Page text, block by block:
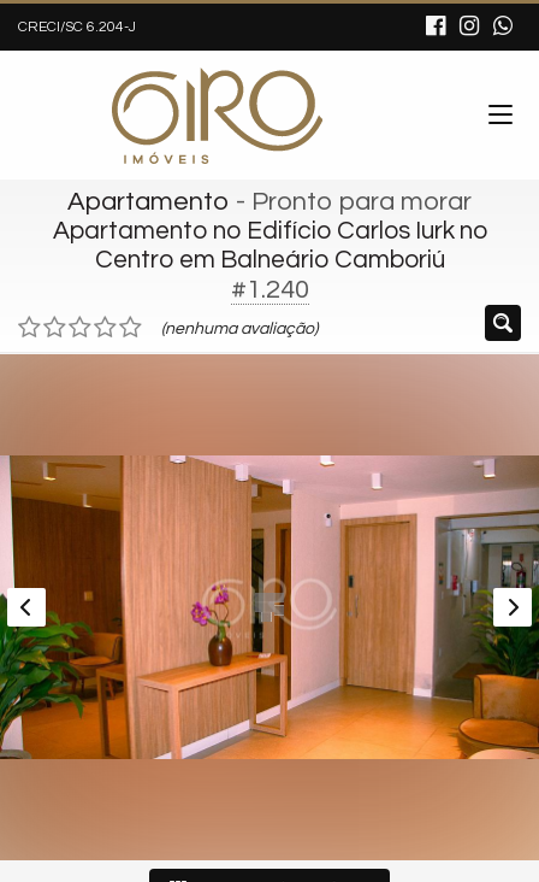
CRECI/SC 6.204-J
Apartamento - Pronto para morar
Apartamento no Edifício Carlos Iurk no
Centro em Balneário Camboriú
#1.240
(nenhuma avaliação)